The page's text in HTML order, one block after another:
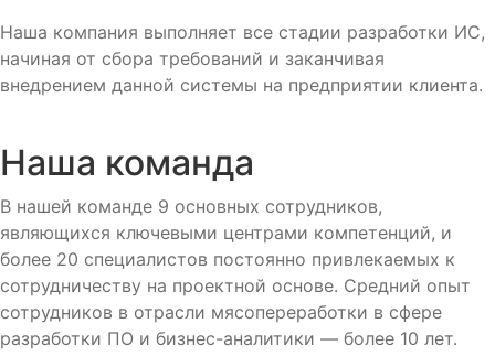
Наша компания выполняет все стадии разработки ИС,
начиная от сбора требований и заканчивая
внедрением данной системы на предприятии клиента.
Наша команда
В нашей команде 9 основных сотрудников,
являющихся ключевыми центрами компетенций, и
более 20 специалистов постоянно привлекаемых к
сотрудничеству на проектной основе. Средний опыт
сотрудников в отрасли мясопереработки в сфере
разработки ПО и бизнес-аналитики — более 10 лет.